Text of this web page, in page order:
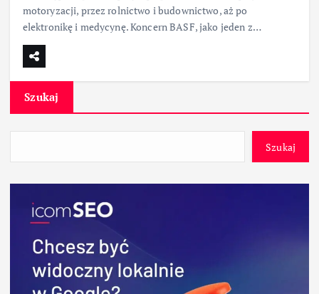
motoryzacji, przez rolnictwo i budownictwo, aż po
elektronikę i medycynę. Koncern BASF, jako jeden z…
Szukaj
Szukaj